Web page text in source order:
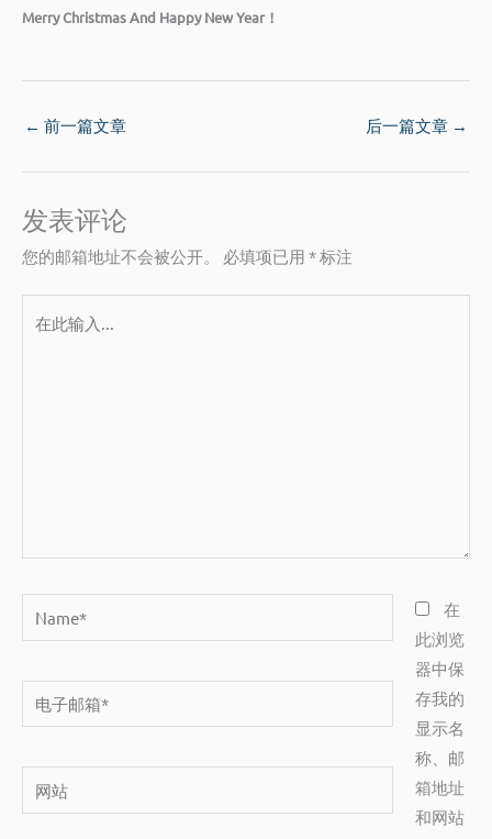
Merry Christmas And Happy New Year！
← 前一篇文章 后一篇文章 →
发表评论
您的邮箱地址不会被公开。 必填项已用 *标注
Name*
子
箱
*
网
站
在
此浏览
器中保
存我的
显示名
称、邮
箱地址
和网站